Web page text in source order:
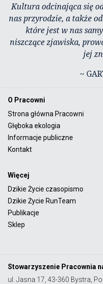
Kultura odcinająca się
nas przyrodzie, a także
które jest w nas
niszczące zjawiska,
jej
~
O Pracowni
Strona główna Pracowni
Głęboka ekologia
Informacje publiczne
Kontakt
Więcej
Dzikie Życie czasopismo
Dzikie Życie RunTeam
Publikacje
Sklep
Stowarzyszenie Pracownia
ul. Jasna 17, 43-360 Bystra,